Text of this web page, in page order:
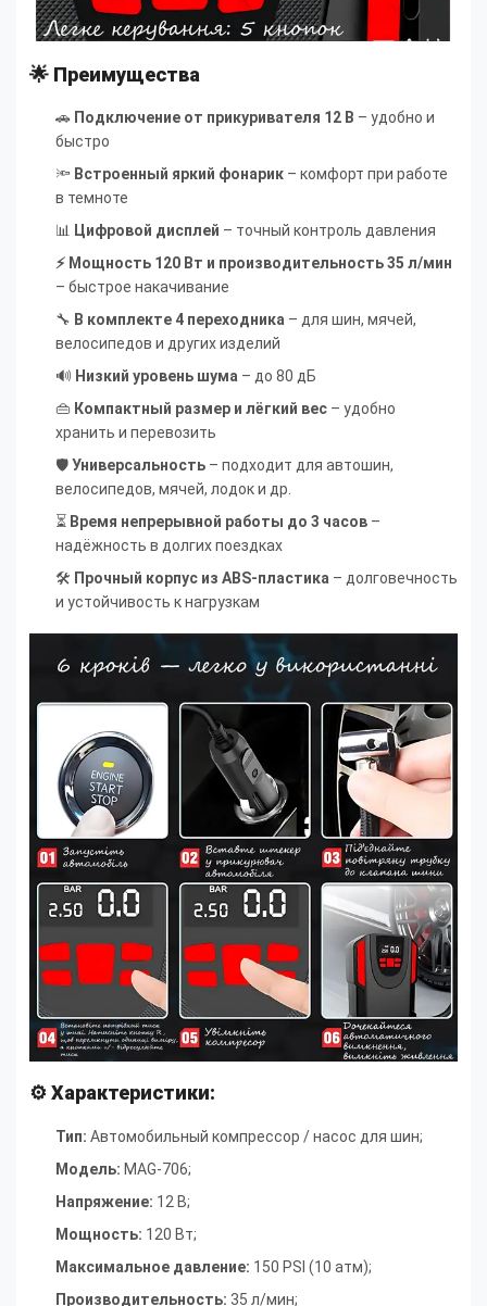
🌟 Преимущества
🚗 Подключение от прикуривателя 12 В – удобно и
быстро
🔦 Встроенный яркий фонарик – комфорт при работе
в темноте
📊 Цифровой дисплей – точный контроль давления
⚡ Мощность 120 Вт и производительность 35 л/мин
– быстрое накачивание
🔧 В комплекте 4 переходника – для шин, мячей,
велосипедов и других изделий
🔊 Низкий уровень шума – до 80 дБ
👜 Компактный размер и лёгкий вес – удобно
хранить и перевозить
🛡Универсальность – подходит для автошин,
велосипедов, мячей, лодок и др.
⏳ Время непрерывной работы до 3 часов –
надёжность в долгих поездках
🛠 Прочный корпус из ABS-пластика – долговечность
и устойчивость к нагрузкам
⚙ Характеристики:
Тип: Автомобильный компрессор / насос для шин;
Модель: MAG-706;
Напряжение: 12 В;
Мощность: 120 Вт;
Максимальное давление: 150 PSI (10 атм);
Производительность: 35 л/мин;